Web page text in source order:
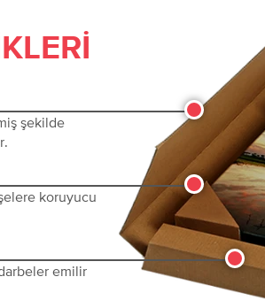
şekilde
koruyucu
emilir